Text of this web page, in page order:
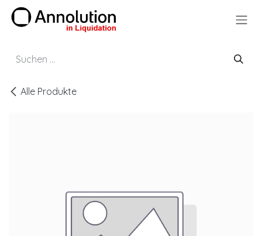
Zum Inhalt springen
Alle Produkte